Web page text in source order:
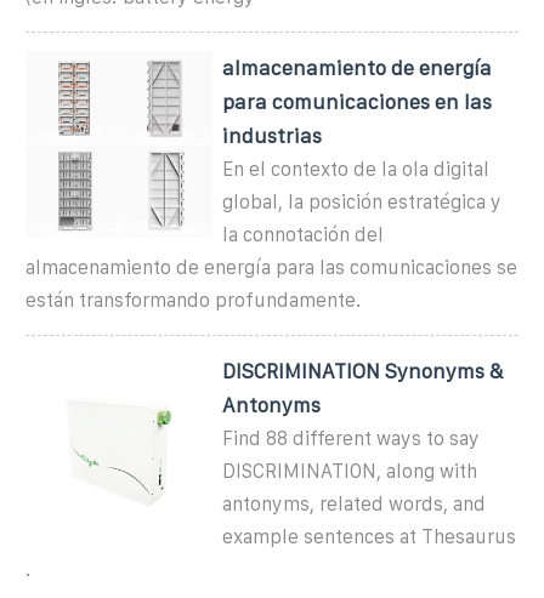
almacenamiento de energía
para comunicaciones en las
industrias
En el contexto de la ola digital
global, la posición estratégica y
la connotación del
almacenamiento de energía para las comunicaciones se
están transformando profundamente.
DISCRIMINATION Synonyms &
Antonyms
Find 88 different ways to say
DISCRIMINATION, along with
antonyms, related words, and
example sentences at Thesaurus
.